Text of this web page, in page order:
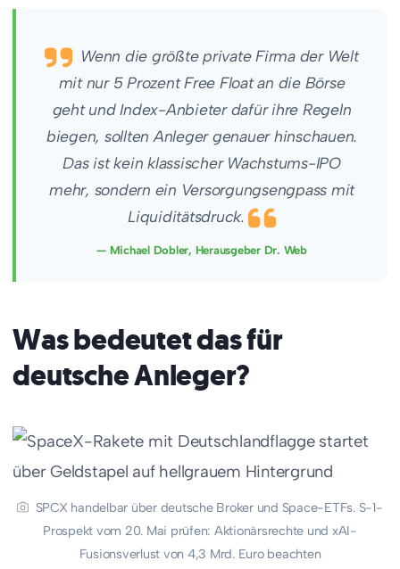
Wenn die größte private Firma der Welt
mit nur 5 Prozent Free Float an die Börse
geht und Index-Anbieter dafür ihre Regeln
biegen, sollten Anleger genauer hinschauen.
Das ist kein klassischer Wachstums-IPO
mehr, sondern ein Versorgungsengpass mit
Liquiditätsdruck.
— Michael Dobler, Herausgeber Dr. Web
Was bedeutet das für
deutsche Anleger?
SPCX handelbar über deutsche Broker und Space-ETFs. S-1-
Prospekt vom 20. Mai prüfen: Aktionärsrechte und xAI-
Fusionsverlust von 4,3 Mrd. Euro beachten